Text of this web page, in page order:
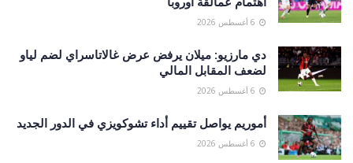
دي مارزيو: ميلان يرفض عرض غالاتاسراي لضم لياو
لضعف المقابل المالي
أموريم يواصل تقييم أداء تشوكويزي في الدور الجديد